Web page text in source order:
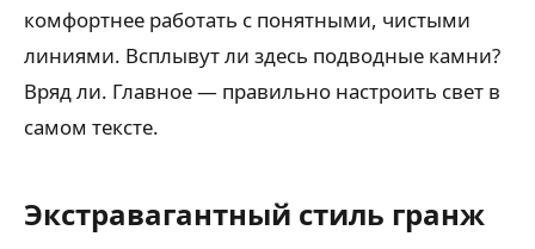
комфортнее работать с понятными, чистыми
линиями. Всплывут ли здесь подводные камни?
Вряд ли. Главное — правильно настроить свет в
самом тексте.
Экстравагантный стиль гранж